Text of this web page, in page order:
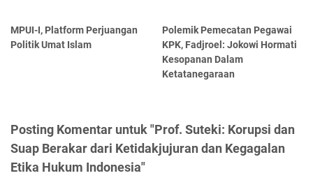
MPUI-I, Platform Perjuangan
Politik Umat Islam
Polemik Pemecatan Pegawai
KPK, Fadjroel: Jokowi Hormati
Kesopanan Dalam
Ketatanegaraan
Posting Komentar untuk "Prof. Suteki: Korupsi dan
Suap Berakar dari Ketidakjujuran dan Kegagalan
Etika Hukum Indonesia"